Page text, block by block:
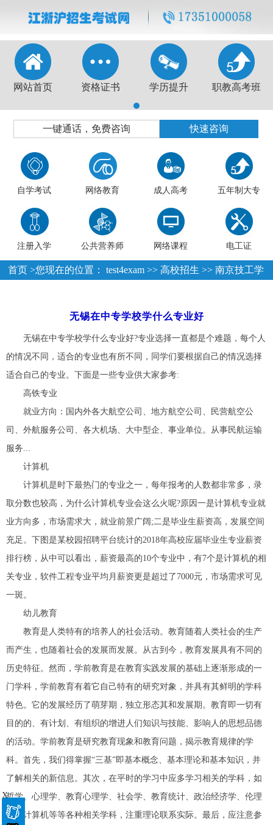
X
1
网站首页 资格证书 学历提升 职教高考班
一键通话，免费咨询 快速咨询
自学考试 网络教育 成人高考 五年制大专
注册入学 公共营养师 网络课程 电工证
首页 >您现在的位置： test4exam >> 高校招生 >> 南京技工学
无锡在中专学校学什么专业好
无锡在中专学校学什么专业好?专业选择一直都是个难题，每个人
的情况不同，适合的专业也有所不同，同学们要根据自己的情况选择
适合自己的专业。下面是一些专业供大家参考:
高铁专业
就业方向：国内外各大航空公司、地方航空公司、民营航空公
司、外航服务公司、各大机场、大中型企、事业单位。从事民航运输
服务...
计算机
计算机是时下最热门的专业之一，每年报考的人数都非常多，录
取分数也较高，为什么计算机专业会这么火呢?原因一是计算机专业就
业方向多，市场需求大，就业前景广阔;二是毕业生薪资高，发展空间
充足。下图是某校园招聘平台统计的2018年高校应届毕业生专业薪资
排行榜，从中可以看出，薪资最高的10个专业中，有7个是计算机的相
关专业，软件工程专业平均月薪资更是超过了7000元，市场需求可见
一斑。
幼儿教育
教育是人类特有的培养人的社会活动。教育随着人类社会的生产
而产生，也随着社会的发展而发展。从古到今，教育发展具有不同的
历史特征。然而，学前教育是在教育实践发展的基础上逐渐形成的一
门学科，学前教育有着它自己特有的研究对象，并具有其鲜明的学科
特色。它的发展经历了萌芽期，独立形态其和发展期。教育即一切有
目的的、有计划、有组织的增进人们知识与技能、影响人的思想品德
的活动。学前教育是研究教育现象和教育问题，揭示教育规律的学
科。首先，我们得掌握“三基”即基本概念、基本理论和基本知识，并
了解相关的新信息。其次，在平时的学习中应多学习相关的学科，如
哲学、心理学、教育心理学、社会学、教育统计、政治经济学、伦理
学和计算机等等各种相关学科，注重理论联系实际。最后，应注意参